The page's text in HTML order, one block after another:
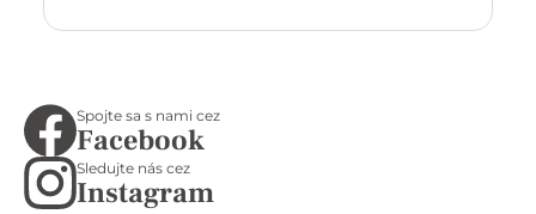
Spojte sa s nami cez
Facebook
Sledujte nás cez
Instagram